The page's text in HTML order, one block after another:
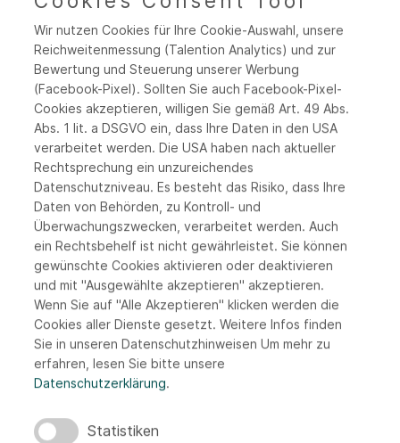
Ihre Nachricht an uns
Bewerbungsdetails
(Formate: pdf (empfohlen), .doc, .docx, .jpg, .pdf,
.png, .jpeg, .txt, .rtf. | Größe: max. 15 MB)
Lebenslauf
Datei auswählen Keine Datei ausgewählt
Anschreiben (sofern zur Hand)
Datei auswählen Keine Datei ausgewählt
Wir nutzen Cookies für Ihre Cookie-Auswahl, unsere
Reichweitenmessung (Talention Analytics) und zur
Bewertung und Steuerung unserer Werbung
(Facebook-Pixel). Sollten Sie auch Facebook-Pixel-
Cookies akzeptieren, willigen Sie gemäß Art. 49 Abs.
Abs. 1 lit. a DSGVO ein, dass Ihre Daten in den USA
verarbeitet werden. Die USA haben nach aktueller
Rechtsprechung ein unzureichendes
Datenschutzniveau. Es besteht das Risiko, dass Ihre
Daten von Behörden, zu Kontroll- und
Überwachungszwecken, verarbeitet werden. Auch
ein Rechtsbehelf ist nicht gewährleistet. Sie können
gewünschte Cookies aktivieren oder deaktivieren
und mit "Ausgewählte akzeptieren" akzeptieren.
Wenn Sie auf "Alle Akzeptieren" klicken werden die
Cookies aller Dienste gesetzt. Weitere Infos finden
Sie in unseren Datenschutzhinweisen Um mehr zu
erfahren, lesen Sie bitte unsere
Datenschutzerklärung.
Statistiken